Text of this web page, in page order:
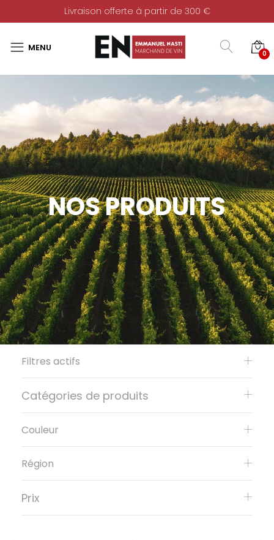
Livraison offerte à partir de 300 €
0
NOS PRODUITS
Filtres actifs
Catégories de produits
Couleur
Région
Prix